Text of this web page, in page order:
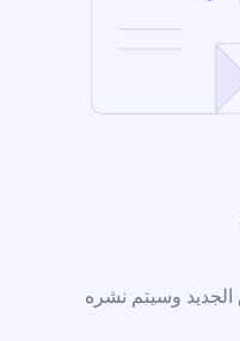
الجديد وسيتم نشره